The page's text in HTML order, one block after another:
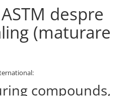
despre
(maturare
compounds,